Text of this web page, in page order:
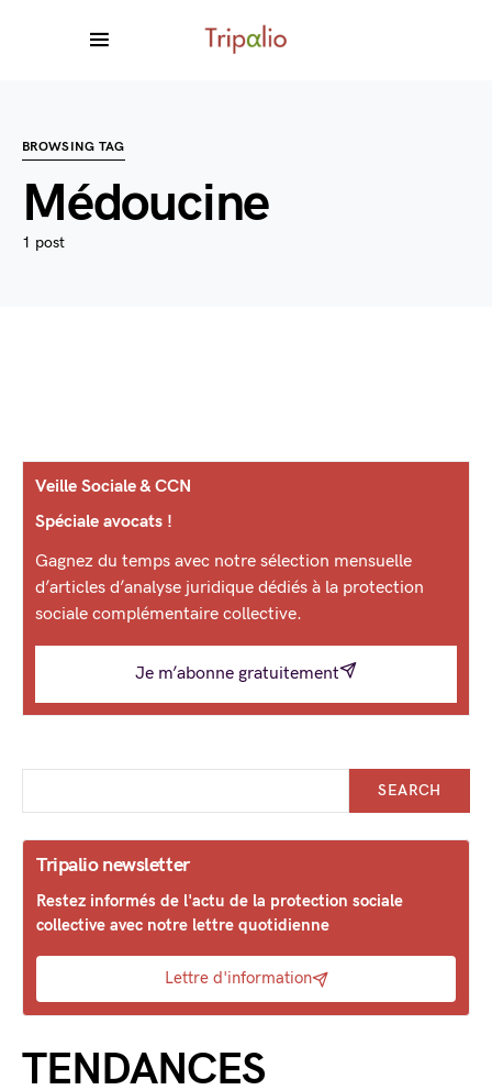
BROWSING TAG
Médoucine
1 post
Veille Sociale & CCN
Spéciale avocats !
Gagnez du temps avec notre sélection mensuelle
d’articles d’analyse juridique dédiés à la protection
sociale complémentaire collective.
Je m’abonne gratuitement
SEARCH
Tripalio newsletter
Restez informés de l'actu de la protection sociale
collective avec notre lettre quotidienne
Lettre d'information
TENDANCES